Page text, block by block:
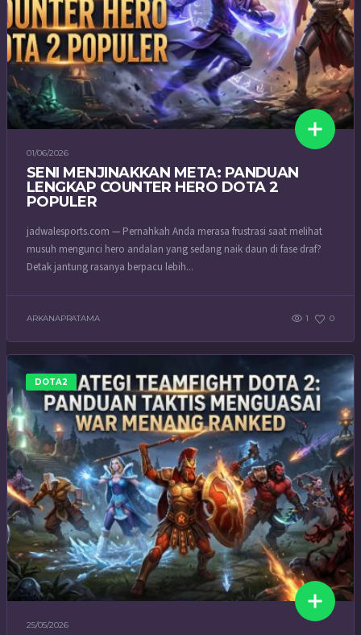
01/06/2026
SENI MENJINAKKAN META: PANDUAN
LENGKAP COUNTER HERO DOTA 2
POPULER
jadwalesports.com — Pernahkah Anda merasa frustrasi saat melihat
musuh mengunci hero andalan yang sedang naik daun di fase draf?
Detak jantung rasanya berpacu lebih...
ARKANAPRATAMA 1 0
DOTA2
25/05/2026